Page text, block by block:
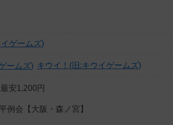
ゲームズ)
キウイ！(旧:キウイゲームズ)
安1,200円
例会【大阪・森ノ宮】